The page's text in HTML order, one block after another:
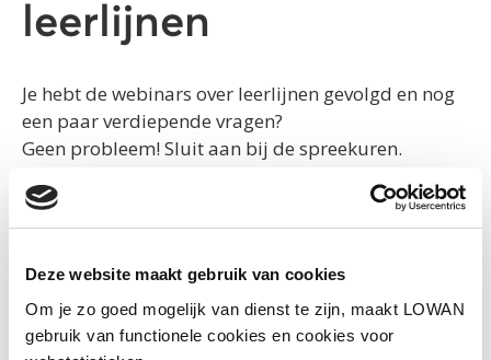
Deze website maakt gebruik van cookies
Om je zo goed mogelijk van dienst te zijn, maakt LOWAN
gebruik van functionele cookies en cookies voor
leerlijnen
Je hebt de webinars over leerlijnen gevolgd en nog
een paar verdiepende vragen?
Geen probleem! Sluit aan bij de spreekuren.
Naam deelnemer